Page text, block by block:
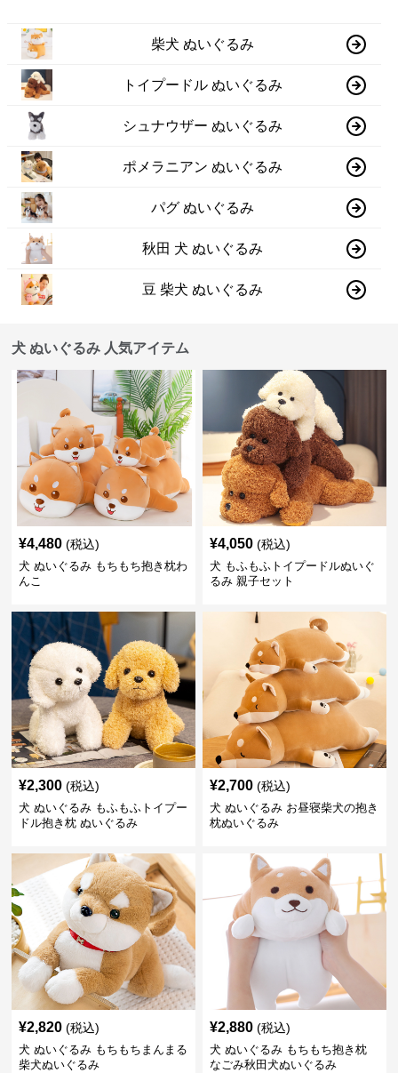
柴犬 ぬいぐるみ
トイプードル ぬいぐるみ
シュナウザー ぬいぐるみ
ポメラニアン ぬいぐるみ
パグ ぬいぐるみ
秋田 犬 ぬいぐるみ
豆 柴犬 ぬいぐるみ
犬 ぬいぐるみ 人気アイテム
¥4,480 (税込)
犬 ぬいぐるみ もちもち抱き枕わ
んこ
¥4,050 (税込)
犬 もふもふトイプードルぬいぐ
るみ 親子セット
¥2,300 (税込)
犬 ぬいぐるみ もふもふトイプー
ドル抱き枕 ぬいぐるみ
¥2,700 (税込)
犬 ぬいぐるみ お昼寝柴犬の抱き
枕ぬいぐるみ
¥2,820 (税込)
犬 ぬいぐるみ もちもちまんまる
柴犬ぬいぐるみ
¥2,880 (税込)
犬 ぬいぐるみ もちもち抱き枕
なごみ秋田犬ぬいぐるみ